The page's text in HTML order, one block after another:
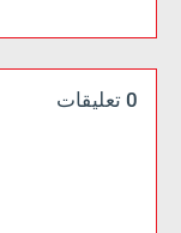
0 تعليقات